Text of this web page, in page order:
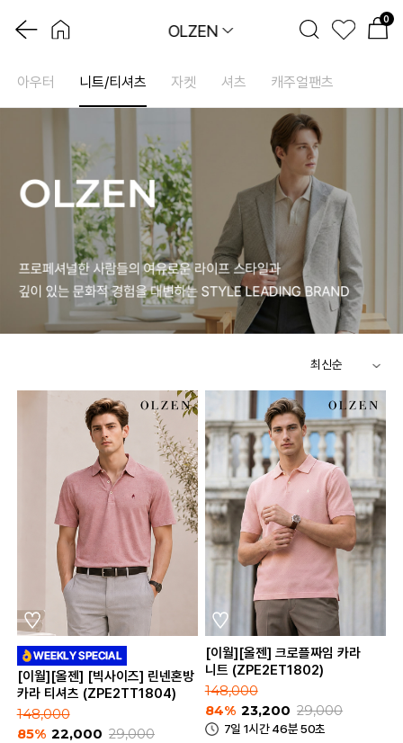
0
OLZEN
아우터 니트/티셔츠 자켓 셔츠 캐주얼팬츠
[이월][올젠] [빅사이즈] 린넨혼방
카라 티셔츠 (ZPE2TT1804)
148,000
85% 22,000 29,000
[이월][올젠] 크로플짜임 카라
니트 (ZPE2ET1802)
148,000
84% 23,200 29,000
7일 1시간 46분 50초